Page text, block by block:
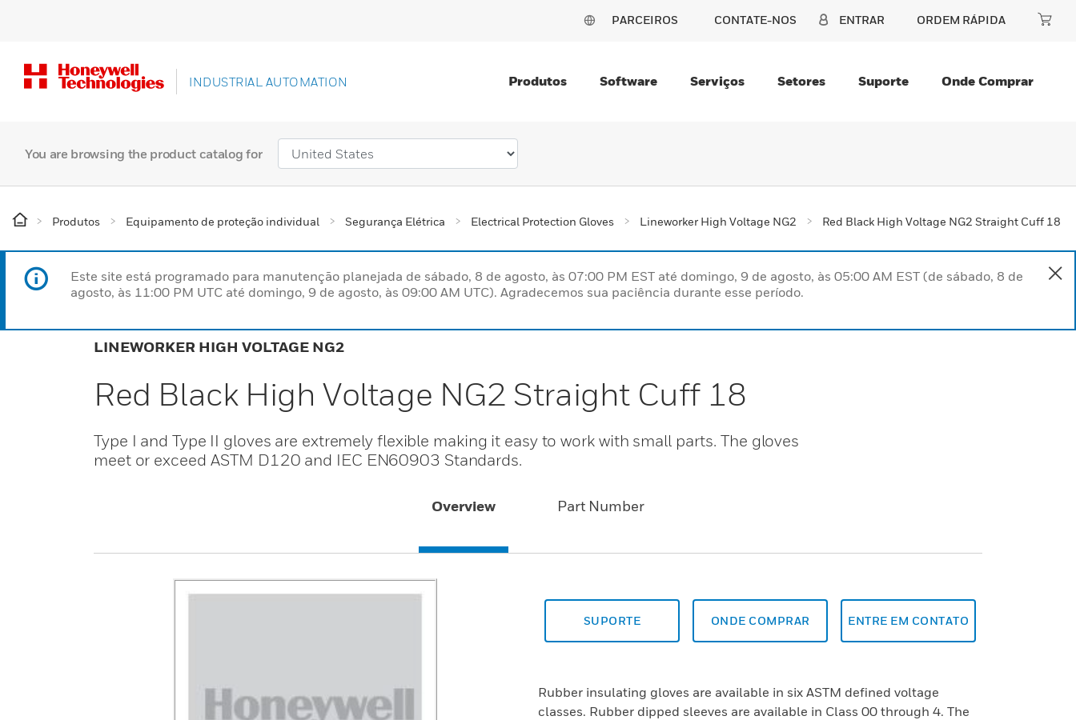
PARCEIROS CONTATE-NOS ENTRAR ORDEM RÁPIDA
INDUSTRIAL AUTOMATION Produtos Software Serviços Setores Suporte Onde Comprar
You are browsing the product catalog for
Produtos Equipamento de proteção individual Segurança Elétrica Electrical Protection Gloves Lineworker High Voltage NG2 Red Black High Voltage NG2 Straight Cuff 18
Este site está programado para manutenção planejada de sábado, 8 de agosto, às 07:00 PM EST até domingo, 9 de agosto, às 05:00 AM EST (de sábado, 8 de
agosto, às 11:00 PM UTC até domingo, 9 de agosto, às 09:00 AM UTC). Agradecemos sua paciência durante esse período.
LINEWORKER HIGH VOLTAGE NG2
Red Black High Voltage NG2 Straight Cuff 18
Type I and Type II gloves are extremely flexible making it easy to work with small parts. The gloves
meet or exceed ASTM D120 and IEC EN60903 Standards.
Overview Part Number
SUPORTE ONDE COMPRAR ENTRE EM CONTATO
Rubber insulating gloves are available in six ASTM defined voltage
classes. Rubber dipped sleeves are available in Class 00 through 4. The